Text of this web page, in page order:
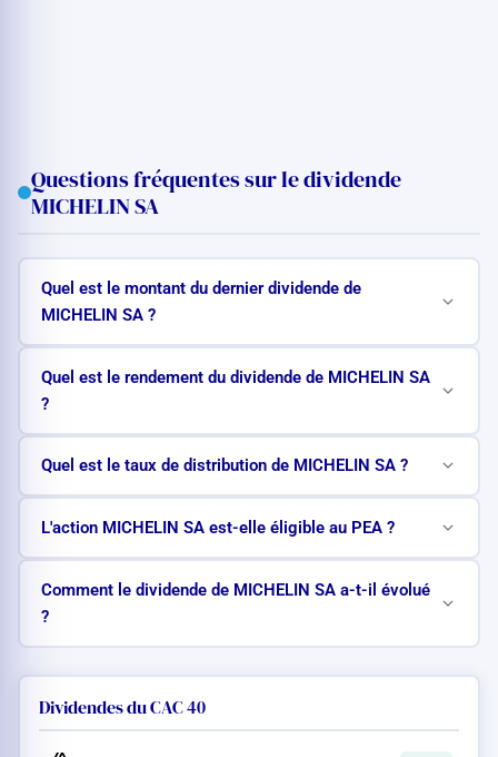
Dividendes du CAC 40
Questions fréquentes sur le dividende
MICHELIN SA
Quel est le montant du dernier dividende de
MICHELIN SA ?
Quel est le rendement du dividende de MICHELIN SA
?
Quel est le taux de distribution de MICHELIN SA ?
L'action MICHELIN SA est-elle éligible au PEA ?
Comment le dividende de MICHELIN SA a-t-il évolué
?